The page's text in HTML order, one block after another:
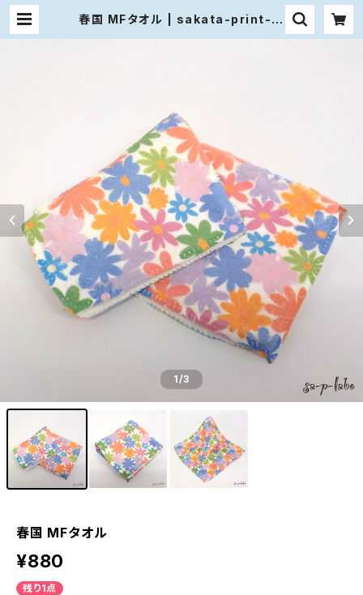
春国 MFタオル | sakata-print-la
1/3
春国 MFタオル
¥880
残り1点